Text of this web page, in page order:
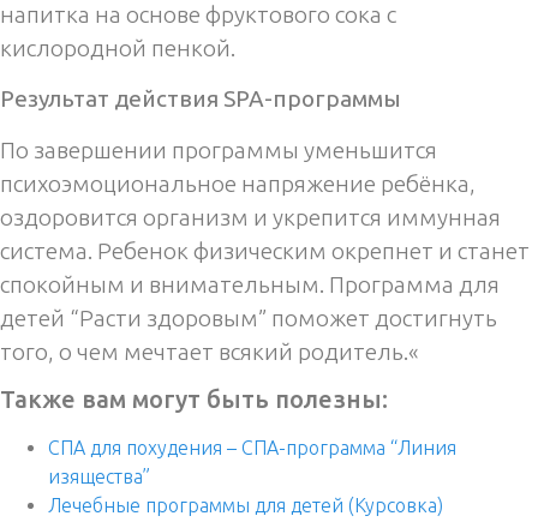
напитка на основе фруктового сока с
кислородной пенкой.
Результат действия SPA-программы
По завершении программы уменьшится
психоэмоциональное напряжение ребёнка,
оздоровится организм и укрепится иммунная
система. Ребенок физическим окрепнет и станет
спокойным и внимательным. Программа для
детей “Расти здоровым” поможет достигнуть
того, о чем мечтает всякий родитель.«
Также вам могут быть полезны:
СПА для похудения – СПА-программа “Линия
изящества”
Лечебные программы для детей (Курсовка)